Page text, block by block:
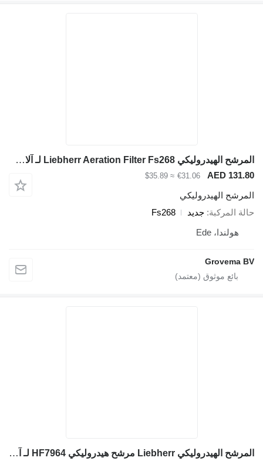
المرشح الهيدروليكي Liebherr Aeration Filter Fs268 لـ آلات البناء
AED
€31.06
≈ $35.89
الهيدروليكي
المركبة جديد
Fs268
هولندا، Ede
Grovema
المرشح الهيدروليكي Liebherr مرشح هيدروليكي HF7964 لـ آلات البناء